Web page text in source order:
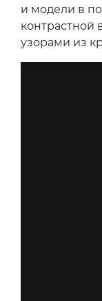
и модели в
узорами из